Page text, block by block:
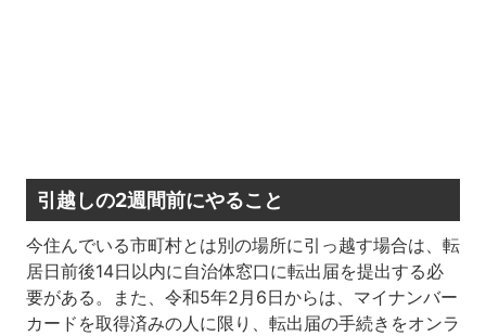
引越しの2週間前にやること
今住んでいる市町村とは別の場所に引っ越す場合は、転
居日前後14日以内に自治体窓口に転出届を提出する必
要がある。また、令和5年2月 6日からは、マイナンバー
カードを取得済みの人に限り、転出届の手続きをオンラ